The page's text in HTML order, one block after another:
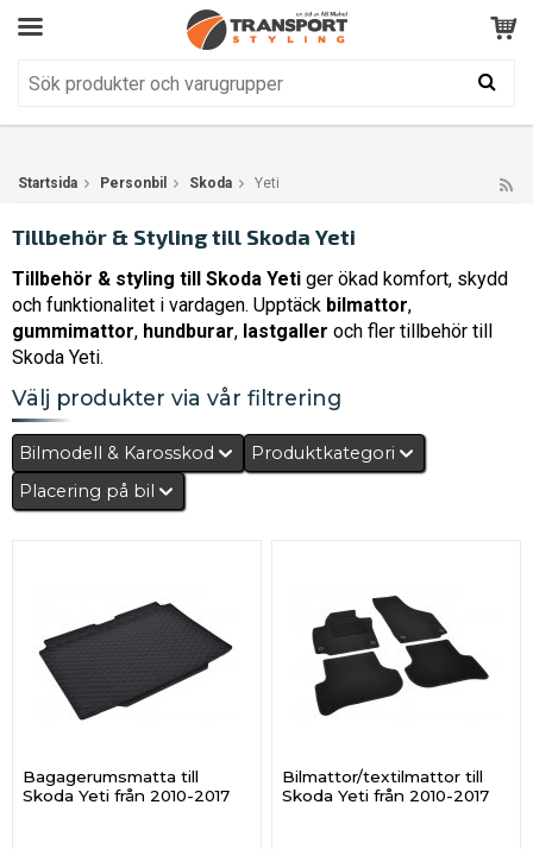
Kundservice
Startsida Personbil Skoda Yeti
Tillbehör & Styling till Skoda Yeti
Tillbehör & styling till Skoda Yeti ger ökad komfort, skydd
och funktionalitet i vardagen. Upptäck bilmattor,
gummimattor, hundburar, lastgaller och fler tillbehör till
Skoda Yeti.
Välj produkter via vår filtrering
Bilmodell & Karosskod
Produktkategori
Placering på bil
Bagagerumsmatta till
Skoda Yeti från 2010-2017
Bilmattor/textilmattor till
Skoda Yeti från 2010-2017